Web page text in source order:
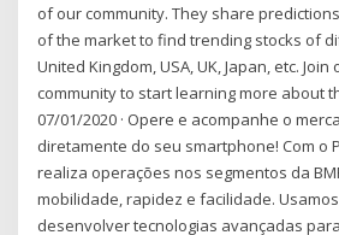
of our community. They share
of the market to find trending stocks of
United Kingdom, USA, UK, Japan, etc.
community to start learning more about
07/01/2020 · Opere e acompanhe o
diretamente do seu smartphone! Com o
realiza operações nos segmentos da
mobilidade, rapidez e facilidade.
desenvolver tecnologias avançadas